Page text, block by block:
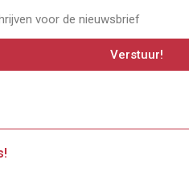
voor de nieuwsbrief
Verstuur!